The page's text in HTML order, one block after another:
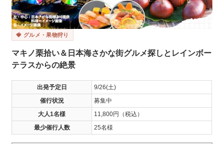
🍓 グルメ・果物狩り
マキノ栗拾い＆日本海さかな街グルメ探しとレインボー
テラスからの絶景
出発予定日
9/26(土)
催行状況
募集中
大人1名様
11,800円（税込）
最少催行人数
25名様